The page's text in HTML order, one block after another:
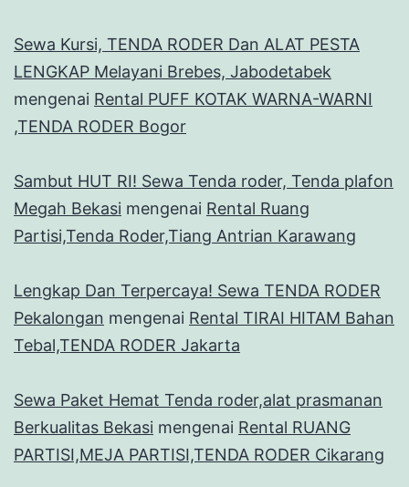
Sewa Kursi, TENDA RODER Dan ALAT PESTA
LENGKAP Melayani Brebes, Jabodetabek
mengenai Rental PUFF KOTAK WARNA-WARNI
,TENDA RODER Bogor
Sambut HUT RI! Sewa Tenda roder, Tenda plafon
Megah Bekasi mengenai Rental Ruang
Partisi,Tenda Roder,Tiang Antrian Karawang
Lengkap Dan Terpercaya! Sewa TENDA RODER
Pekalongan mengenai Rental TIRAI HITAM Bahan
Tebal,TENDA RODER Jakarta
Sewa Paket Hemat Tenda roder,alat prasmanan
Berkualitas Bekasi mengenai Rental RUANG
PARTISI,MEJA PARTISI,TENDA RODER Cikarang